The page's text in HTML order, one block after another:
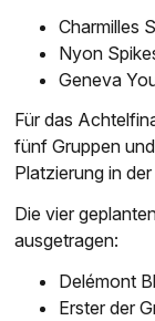
Charmilles
Nyon
Geneva
Für das
fünf Gruppen
Platzierung in
Die vier
ausgetragen:
Delémont
Erster der